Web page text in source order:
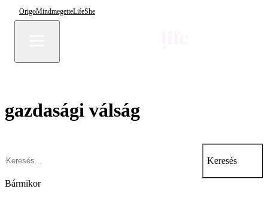
OrigoMindmegetteLifeShe
gazdasági válság
Keresés
Bármikor